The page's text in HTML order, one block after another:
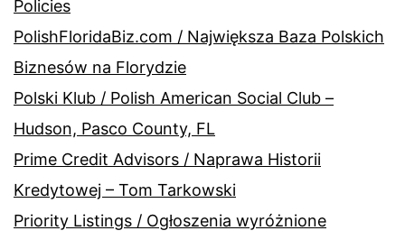
Policies
PolishFloridaBiz.com / Największa Baza Polskich
Biznesów na Florydzie
Polski Klub / Polish American Social Club –
Hudson, Pasco County, FL
Prime Credit Advisors / Naprawa Historii
Kredytowej – Tom Tarkowski
Priority Listings / Ogłoszenia wyróżnione